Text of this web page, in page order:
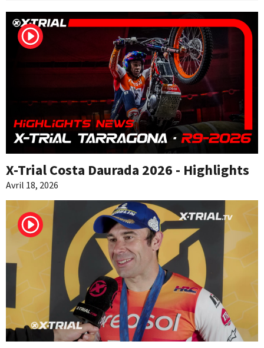
X-Trial Costa Daurada 2026 - Highlights
Avril 18, 2026